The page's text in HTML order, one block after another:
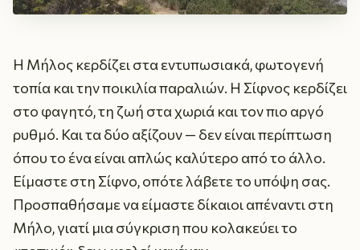
Η Μήλος κερδίζει στα εντυπωσιακά, φωτογενή
τοπία και την ποικιλία παραλιών. Η Σίφνος κερδίζει
στο φαγητό, τη ζωή στα χωριά και τον πιο αργό
ρυθμό. Και τα δύο αξίζουν — δεν είναι περίπτωση
όπου το ένα είναι απλώς καλύτερο από το άλλο.
Είμαστε στη Σίφνο, οπότε λάβετε το υπόψη σας.
Προσπαθήσαμε να είμαστε δίκαιοι απέναντι στη
Μήλο, γιατί μια σύγκριση που κολακεύει το